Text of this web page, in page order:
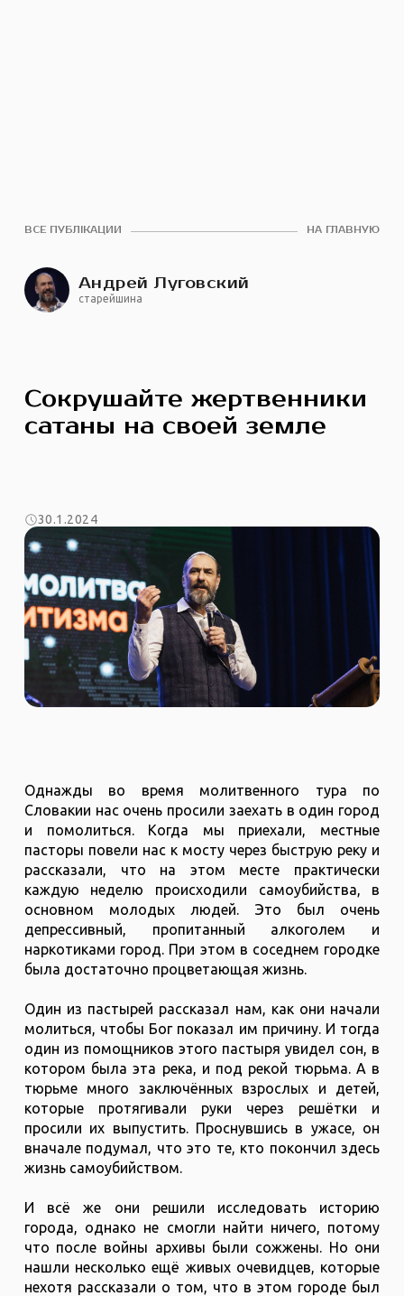
ВСЕ ПУБЛІКАЦИИ НА ГЛАВНУЮ
Сокрушайте жертвенники
сатаны на своей земле
Андрей Луговский
старейшина
30.1.2024
Однажды во время молитвенного тура по
Словакии нас очень просили заехать в один город
и помолиться. Когда мы приехали, местные
пасторы повели нас к мосту через быструю реку и
рассказали, что на этом месте практически
каждую неделю происходили самоубийства, в
основном молодых людей. Это был очень
депрессивный, пропитанный алкоголем и
наркотиками город. При этом в соседнем городке
была достаточно процветающая жизнь.
Один из пастырей рассказал нам, как они начали
молиться, чтобы Бог показал им причину. И тогда
один из помощников этого пастыря увидел сон, в
котором была эта река, и под рекой тюрьма. А в
тюрьме много заключённых взрослых и детей,
которые протягивали руки через решётки и
просили их выпустить. Проснувшись в ужасе, он
вначале подумал, что это те, кто покончил здесь
жизнь самоубийством.
И всё же они решили исследовать историю
города, однако не смогли найти ничего, потому
что после войны архивы были сожжены. Но они
нашли несколько ещё живых очевидцев, которые
нехотя рассказали о том, что в этом городе был